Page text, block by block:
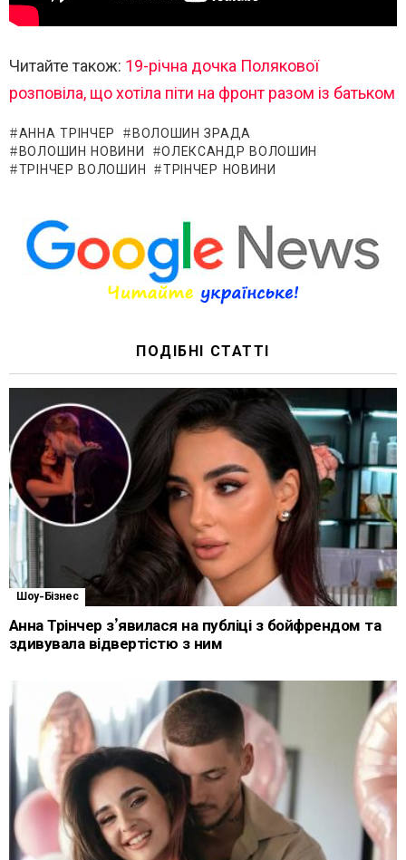
Читайте також: 19-річна дочка Полякової
розповіла, що хотіла піти на фронт разом із батьком
АННА ТРІНЧЕР
ВОЛОШИН ЗРАДА
ВОЛОШИН НОВИНИ
ОЛЕКСАНДР ВОЛОШИН
ТРІНЧЕР ВОЛОШИН
ТРІНЧЕР НОВИНИ
ПОДІБНІ СТАТТІ
Шоу-Бізнес
Анна Трінчер з’явилася на публіці з бойфрендом та
здивувала відвертістю з ним